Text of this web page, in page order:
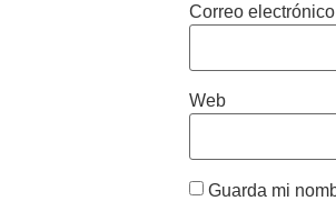
Correo electrónico
Web
Guarda mi